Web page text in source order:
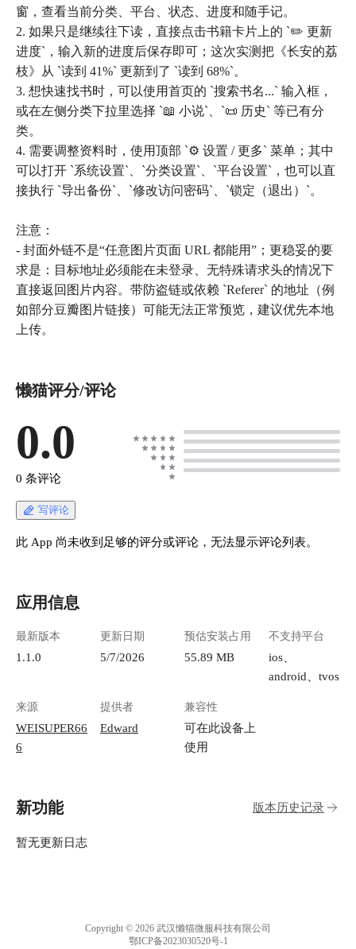
窗，查看当前分类、平台、状态、进度和随手记。
2. 如果只是继续往下读，直接点击书籍卡片上的 `✏️ 更新
进度`，输入新的进度后保存即可；这次实测把《长安的荔
枝》从 `读到 41%` 更新到了 `读到 68%`。
3. 想快速找书时，可以使用首页的 `搜索书名...` 输入框，
或在左侧分类下拉里选择 `📖 小说`、`📜 历史` 等已有分
类。
4. 需要调整资料时，使用顶部 `⚙️ 设置 / 更多` 菜单；其中
可以打开 `系统设置`、`分类设置`、`平台设置`，也可以直
接执行 `导出备份`、`修改访问密码`、`锁定（退出）`。
注意：
- 封面外链不是“任意图片页面 URL 都能用”；更稳妥的要
求是：目标地址必须能在未登录、无特殊请求头的情况下
直接返回图片内容。带防盗链或依赖 `Referer` 的地址（例
如部分豆瓣图片链接）可能无法正常预览，建议优先本地
上传。
懒猫评分/评论
0.0
0 条评论
写评论
此 App 尚未收到足够的评分或评论，无法显示评论列表。
应用信息
最新版本
1.1.0
更新日期
5/7/2026
预估安装占用
55.89 MB
不支持平台
ios、
android、tvos
来源
WEISUPER66
6
提供者
Edward
兼容性
可在此设备上
使用
新功能 版本历史记录
暂无更新日志
Copyright © 2026 武汉懒猫微服科技有限公司
鄂ICP备2023030520号-1